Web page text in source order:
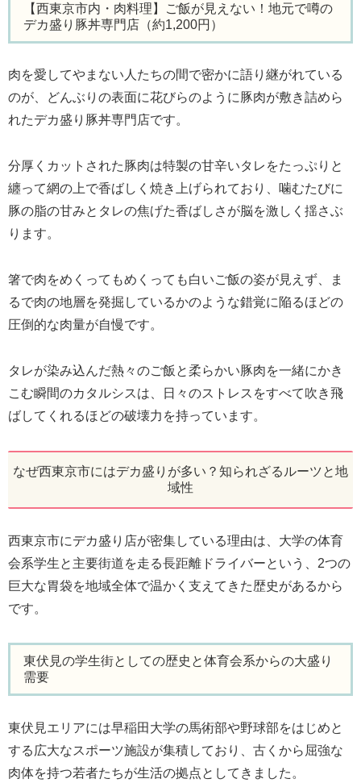
【西東京市内・肉料理】ご飯が見えない！地元で噂の
デカ盛り豚丼専門店（約1,200円）
肉を愛してやまない人たちの間で密かに語り継がれている
のが、どんぶりの表面に花びらのように豚肉が敷き詰めら
れたデカ盛り豚丼専門店です。
分厚くカットされた豚肉は特製の甘辛いタレをたっぷりと
纏って網の上で香ばしく焼き上げられており、噛むたびに
豚の脂の甘みとタレの焦げた香ばしさが脳を激しく揺さぶ
ります。
箸で肉をめくってもめくっても白いご飯の姿が見えず、ま
るで肉の地層を発掘しているかのような錯覚に陥るほどの
圧倒的な肉量が自慢です。
タレが染み込んだ熱々のご飯と柔らかい豚肉を一緒にかき
こむ瞬間のカタルシスは、日々のストレスをすべて吹き飛
ばしてくれるほどの破壊力を持っています。
なぜ西東京市にはデカ盛りが多い？知られざるルーツと地
域性
西東京市にデカ盛り店が密集している理由は、大学の体育
会系学生と主要街道を走る長距離ドライバーという、2つの
巨大な胃袋を地域全体で温かく支えてきた歴史があるから
です。
東伏見の学生街としての歴史と体育会系からの大盛り
需要
東伏見エリアには早稲田大学の馬術部や野球部をはじめと
する広大なスポーツ施設が集積しており、古くから屈強な
肉体を持つ若者たちが生活の拠点としてきました。